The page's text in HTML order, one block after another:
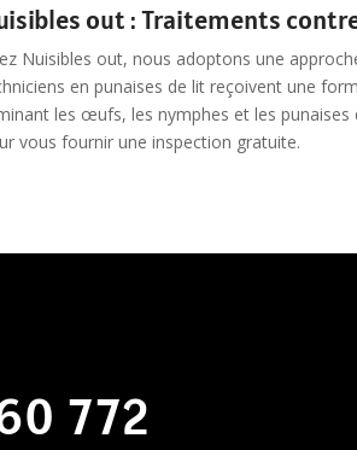
out : Traitements
Nuisibles out, nous adoptons une
en punaises de lit reçoivent une
les œufs, les nymphes et les
vous fournir une inspection gratuite.
772